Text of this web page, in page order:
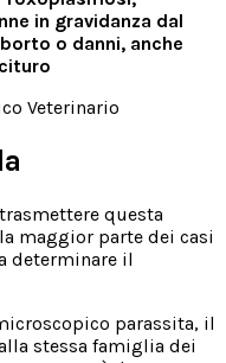
in gravidanza dal
o danni, anche
Veterinario
questa
maggior parte dei casi
determinare il
parassita, il
stessa famiglia dei